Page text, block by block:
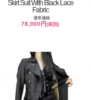
Skirt Suit With Black Lace
Fabric
通常価格
78,000円(税別)